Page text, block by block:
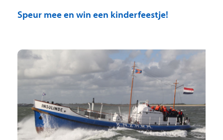
Speur mee en win een kinderfeestje!